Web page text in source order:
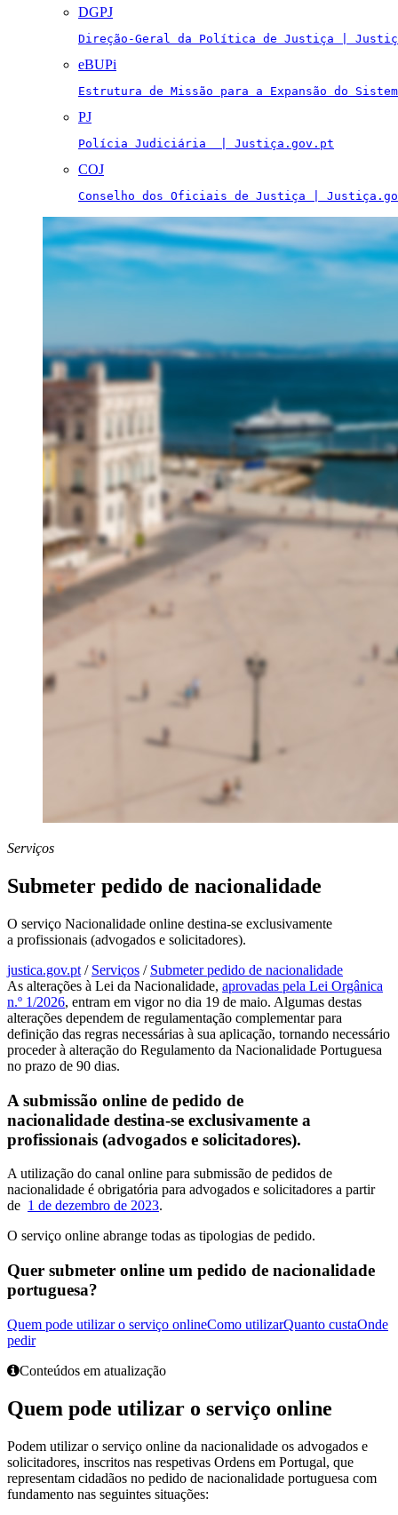
DGPJ
Direção-Geral da Política de Justiça |
eBUPi
Estrutura de Missão para a Expansão do
PJ
Polícia Judiciária  | Justiça.gov.pt
COJ
Conselho dos Oficiais de Justiça |
Serviços
Submeter pedido de nacionalidade
O serviço Nacionalidade online destina-se exclusivamente
a profissionais (advogados e solicitadores).
justica.gov.pt / Serviços / Submeter pedido de nacionalidade
As alterações à Lei da Nacionalidade, aprovadas pela Lei Orgânica
n.º 1/2026, entram em vigor no dia 19 de maio. Algumas destas
alterações dependem de regulamentação complementar para
definição das regras necessárias à sua aplicação, tornando necessário
proceder à alteração do Regulamento da Nacionalidade Portuguesa
no prazo de 90 dias.
A submissão online de pedido de
nacionalidade destina-se exclusivamente a
profissionais (advogados e solicitadores).
A utilização do canal online para submissão de pedidos de
nacionalidade é obrigatória para advogados e solicitadores a partir
de 1 de dezembro de 2023.
O serviço online abrange todas as tipologias de pedido.
Quer submeter online um pedido de nacionalidade
portuguesa?
Quem pode utilizar o serviço onlineComo utilizarQuanto custaOnde
pedir
Conteúdos em atualização
Quem pode utilizar o serviço online
Podem utilizar o serviço online da nacionalidade os advogados e
solicitadores, inscritos nas respetivas Ordens em Portugal, que
representam cidadãos no pedido de nacionalidade portuguesa com
fundamento nas seguintes situações: